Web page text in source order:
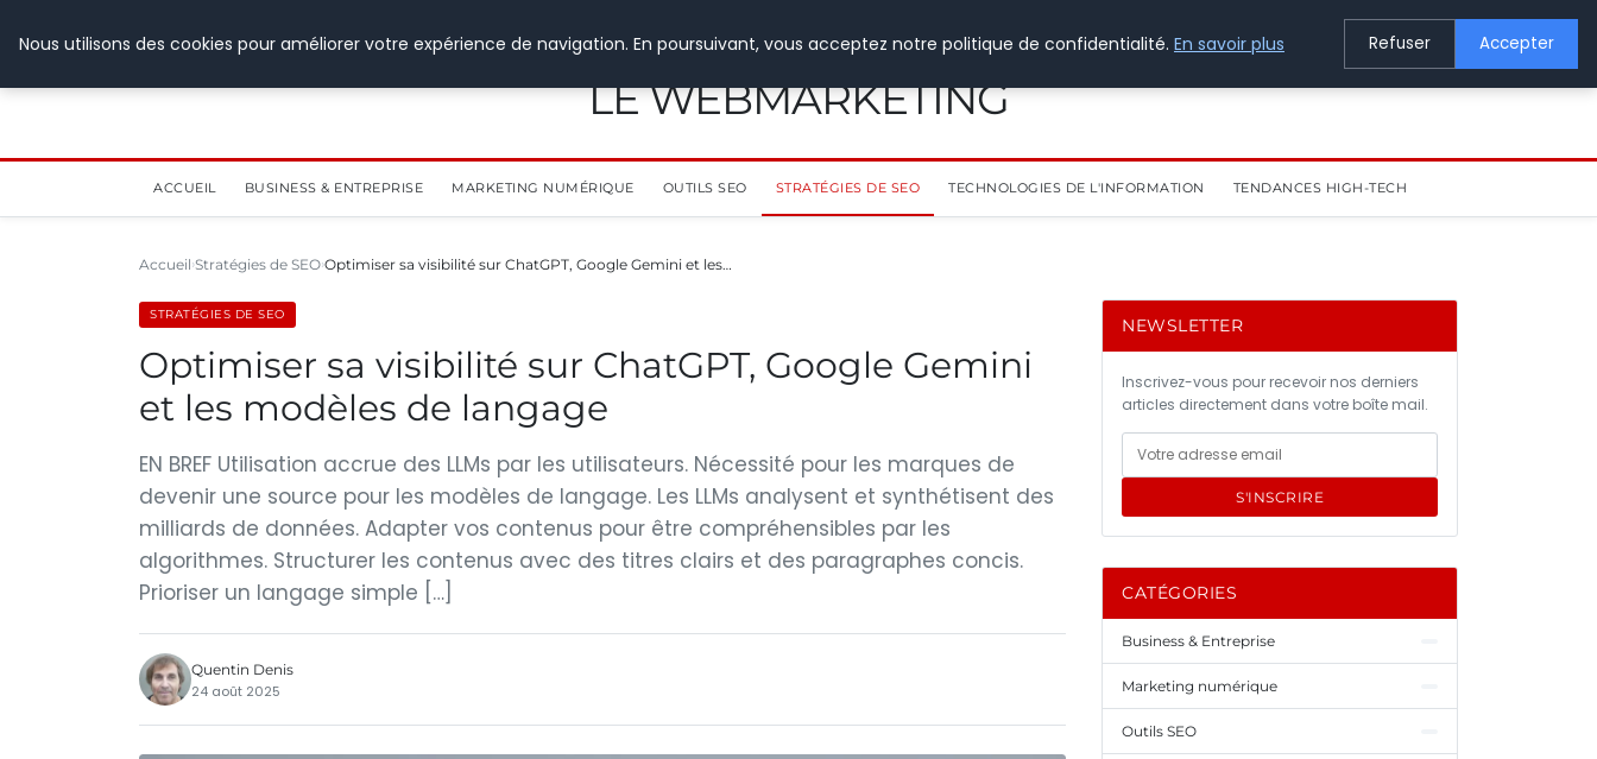
LE WEBMARKETING
ACCUEIL BUSINESS & ENTREPRISE MARKETING NUMÉRIQUE OUTILS SEO STRATÉGIES DE SEO TECHNOLOGIES DE L'INFORMATION TENDANCES HIGH-TECH
Accueil Stratégies de SEO Optimiser sa visibilité sur ChatGPT, Google Gemini et les…
STRATÉGIES DE SEO
Optimiser sa visibilité sur ChatGPT, Google Gemini
et les modèles de langage
EN BREF Utilisation accrue des LLMs par les utilisateurs. Nécessité pour les marques de
devenir une source pour les modèles de langage. Les LLMs analysent et synthétisent des
milliards de données. Adapter vos contenus pour être compréhensibles par les
algorithmes. Structurer les contenus avec des titres clairs et des paragraphes concis.
Prioriser un langage simple […]
Quentin Denis
24 août 2025
NEWSLETTER
Inscrivez-vous pour recevoir nos derniers
articles directement dans votre boîte mail.
S'INSCRIRE
CATÉGORIES
Business & Entreprise
Marketing numérique
Outils SEO
Nous utilisons des cookies pour améliorer votre expérience de navigation. En poursuivant, vous acceptez notre politique de confidentialité. En savoir plus Refuser Accepter